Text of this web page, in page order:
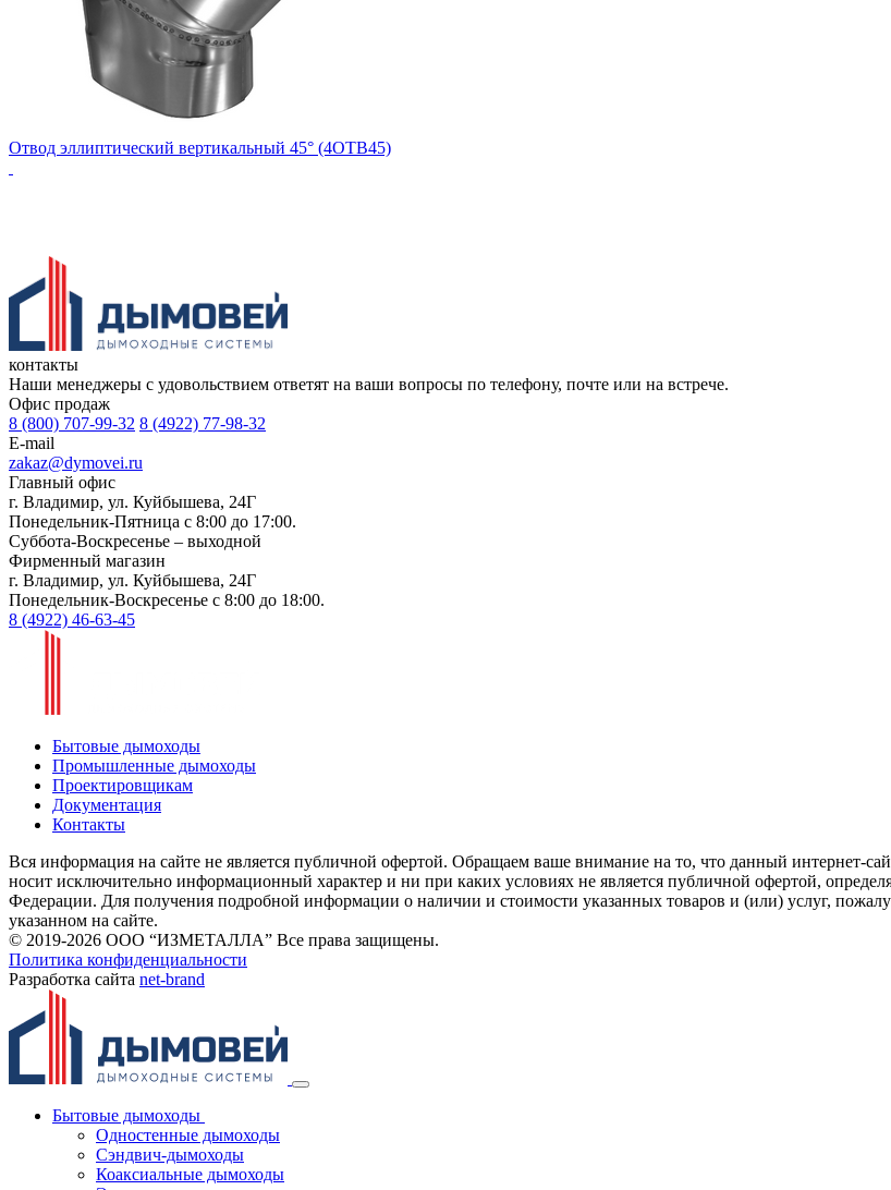
Отвод эллиптический вертикальный 45° (4ОТВ45)
контакты
Наши менеджеры с удовольствием ответят на ваши вопросы по телефону, почте или на встрече.
Офис продаж
8 (800) 707-99-32 8 (4922) 77-98-32
E-mail
zakaz@dymovei.ru
Главный офис
г. Владимир, ул. Куйбышева, 24Г
Понедельник-Пятница с 8:00 до 17:00.
Суббота-Воскресенье – выходной
Фирменный магазин
г. Владимир, ул. Куйбышева, 24Г
Понедельник-Воскресенье с 8:00 до 18:00.
8 (4922) 46-63-45
Бытовые дымоходы
Промышленные дымоходы
Проектировщикам
Документация
Контакты
Вся информация на сайте не является публичной офертой. Обращаем ваше внимание на то, что данный интернет-
носит исключительно информационный характер и ни при каких условиях не является публичной офертой,
Федерации. Для получения подробной информации о наличии и стоимости указанных товаров и (или) услуг,
указанном на сайте.
© 2019-2026 ООО “ИЗМЕТАЛЛА” Все права защищены.
Политика конфиденциальности
Разработка сайта net-brand
Бытовые дымоходы
Одностенные дымоходы
Сэндвич-дымоходы
Коаксиальные дымоходы